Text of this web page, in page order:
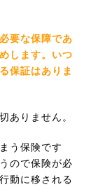
要な保障であ
します。いつ
保証はありま
ありません。
う保険です
ので保険が必
動に移される